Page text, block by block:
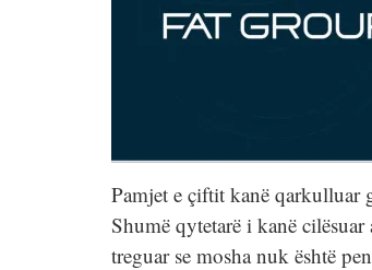
Pamjet e çiftit kanë qarkulluar
Shumë qytetarë i kanë
treguar se mosha nuk është